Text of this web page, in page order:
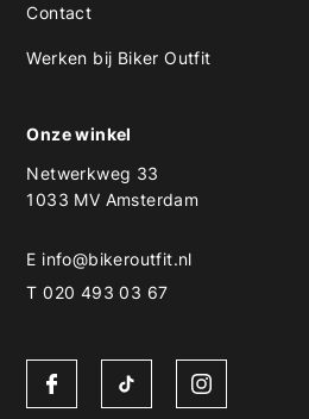
Contact
Werken bij Biker Outfit
Onze winkel
Netwerkweg 33
1033 MV Amsterdam
E info@bikeroutfit.nl
T 020 493 03 67